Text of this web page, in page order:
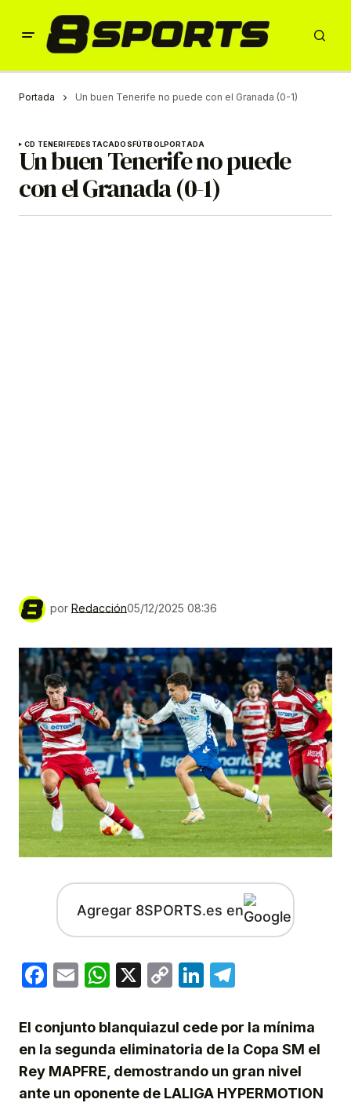
Portada Un buen Tenerife no puede con el Granada (0-1)
CD TENERIFEDESTACADOSFÚTBOLPORTADA
Un buen Tenerife no puede
con el Granada (0-1)
por Redacción05/12/2025 08:36
Agregar 8SPORTS.es en
Facebook
EmailWhatsApp
X
CopyLinkedIn
El conjunto blanquiazul cede por la mínima
en la segunda eliminatoria de la Copa SM el
Rey MAPFRE, demostrando un gran nivel
ante un oponente de LALIGA HYPERMOTION